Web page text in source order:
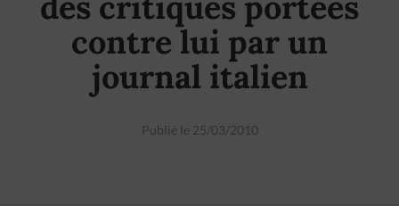
contre lui par un
journal italien
Publié le 25/03/2010